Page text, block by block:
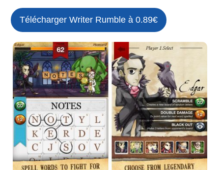
Télécharger Writer Rumble à 0.89€